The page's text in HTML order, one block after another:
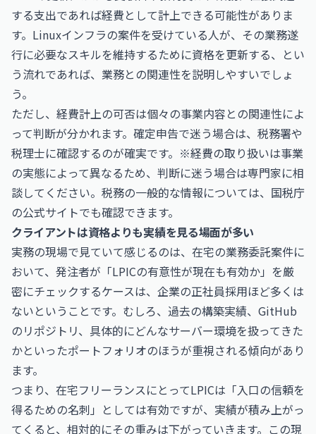
する支出であれば経費として計上できる可能性がありま
す。Linuxインフラの案件を受けている人が、その業務遂
行に必要なスキルを維持するために資格を更新する、とい
う流れであれば、業務との関連性を説明しやすいでしょ
う。
ただし、経費計上の可否は個々の事業内容との関連性によ
って判断が分かれます。確定申告で迷う場合は、税務署や
税理士に確認するのが確実です。※経費の取り扱いは事業
の実態によって異なるため、判断に迷う場合は専門家に相
談してください。税務の一般的な情報については、 国税庁
の公式サイトでも確認できます。
クライアントは資格よりも実績を見る場面が多い
実務の現場で見ていて感じるのは、在宅の業務委託案件に
おいて、発注者が「LPICの有意性が現在も有効か」を厳
密にチェックするケースは、企業の正社員採用ほど多くは
ないということです。むしろ、過去の構築実績、GitHub
のリポジトリ、具体的にどんなサーバー環境を扱ってきた
かといったポートフォリオのほうが重視される傾向があり
ます。
つまり、在宅フリーランスにとってLPICは「入口の信頼を
得るための名刺」としては有効ですが、実績が積み上がっ
てくると、相対的にその重みは下がっていきます。この現